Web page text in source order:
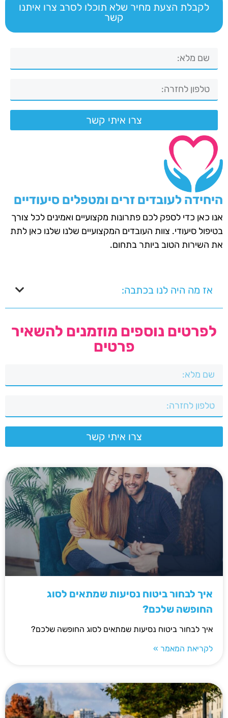
לקבלת הצעת מחיר שלא תוכלו לסרב צרו איתנו
קשר
צרו איתי קשר
היחידה לעובדים זרים ומטפלים סיעודיים
אנו כאן כדי לספק לכם פתרונות מקצועיים ואמינים לכל צורך
בטיפול סיעודי. צוות העובדים המקצועיים שלנו שלנו כאן לתת
את השירות הטוב ביותר בתחום.
אז מה היה לנו בכתבה:
לפרטים נוספים מוזמנים להשאיר
פרטים
צרו איתי קשר
איך לבחור ביטוח נסיעות שמתאים לסוג
החופשה שלכם?
איך לבחור ביטוח נסיעות שמתאים לסוג החופשה שלכם?
לקריאת המאמר »